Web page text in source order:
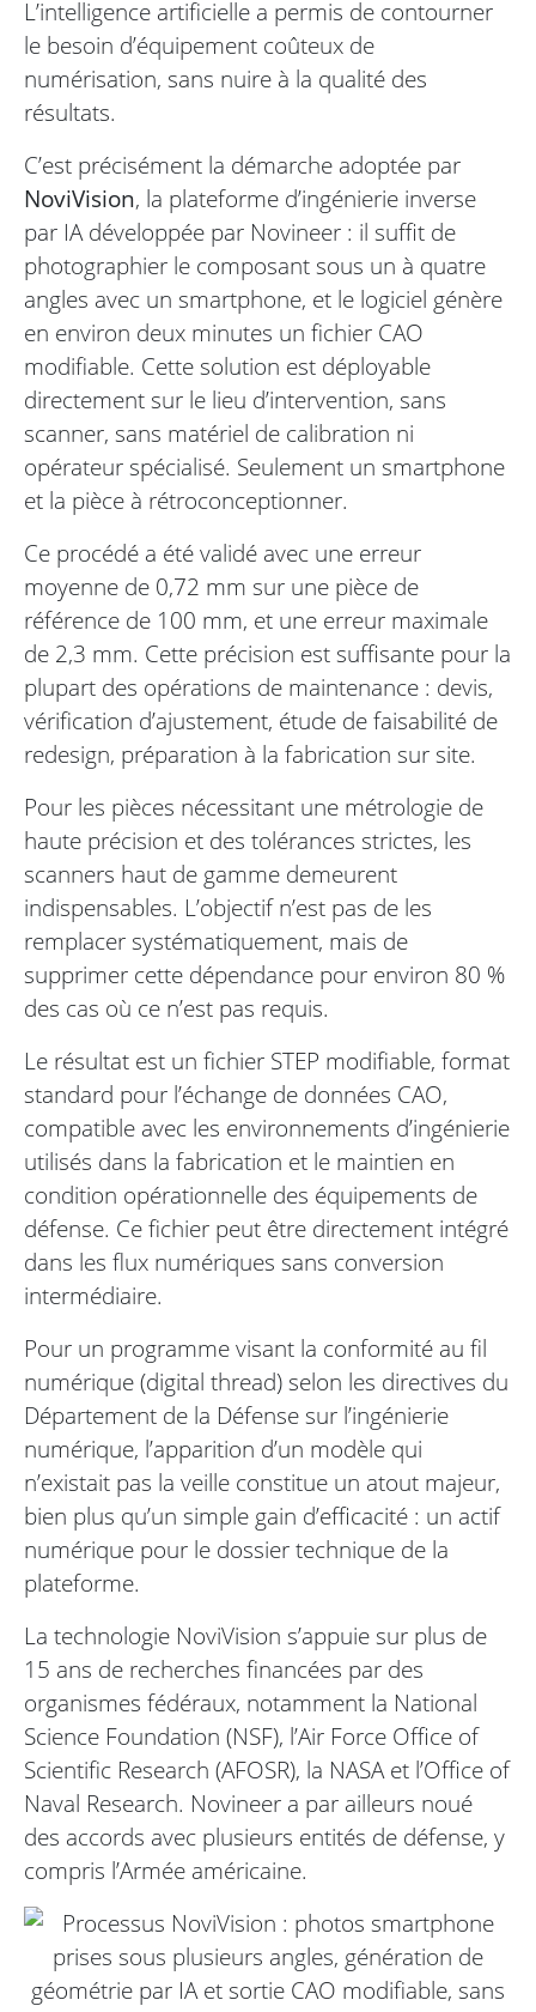
L’intelligence artificielle a permis de contourner
le besoin d’équipement coûteux de
numérisation, sans nuire à la qualité des
résultats.
C’est précisément la démarche adoptée par
NoviVision, la plateforme d’ingénierie inverse
par IA développée par Novineer : il suffit de
photographier le composant sous un à quatre
angles avec un smartphone, et le logiciel génère
en environ deux minutes un fichier CAO
modifiable. Cette solution est déployable
directement sur le lieu d’intervention, sans
scanner, sans matériel de calibration ni
opérateur spécialisé. Seulement un smartphone
et la pièce à rétroconceptionner.
Ce procédé a été validé avec une erreur
moyenne de 0,72 mm sur une pièce de
référence de 100 mm, et une erreur maximale
de 2,3 mm. Cette précision est suffisante pour la
plupart des opérations de maintenance : devis,
vérification d’ajustement, étude de faisabilité de
redesign, préparation à la fabrication sur site.
Pour les pièces nécessitant une métrologie de
haute précision et des tolérances strictes, les
scanners haut de gamme demeurent
indispensables. L’objectif n’est pas de les
remplacer systématiquement, mais de
supprimer cette dépendance pour environ 80 %
des cas où ce n’est pas requis.
Le résultat est un fichier STEP modifiable, format
standard pour l’échange de données CAO,
compatible avec les environnements d’ingénierie
utilisés dans la fabrication et le maintien en
condition opérationnelle des équipements de
défense. Ce fichier peut être directement intégré
dans les flux numériques sans conversion
intermédiaire.
Pour un programme visant la conformité au fil
numérique (digital thread) selon les directives du
Département de la Défense sur l’ingénierie
numérique, l’apparition d’un modèle qui
n’existait pas la veille constitue un atout majeur,
bien plus qu’un simple gain d’efficacité : un actif
numérique pour le dossier technique de la
plateforme.
La technologie NoviVision s’appuie sur plus de
15 ans de recherches financées par des
organismes fédéraux, notamment la National
Science Foundation (NSF), l’Air Force Office of
Scientific Research (AFOSR), la NASA et l’Office of
Naval Research. Novineer a par ailleurs noué
des accords avec plusieurs entités de défense, y
compris l’Armée américaine.